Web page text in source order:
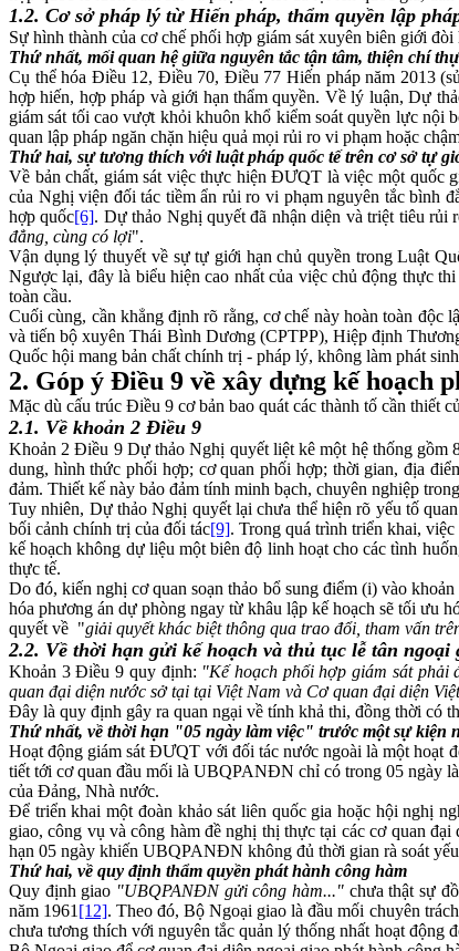
1.2. Cơ sở pháp lý từ Hiến pháp, thẩm quyền lập
Sự hình thành của cơ chế phối hợp giám sát xuyên biên giới
Thứ nhất, mối quan hệ giữa nguyên tắc tận tâm, thiện chí
Cụ thể hóa Điều 12, Điều 70, Điều 77 Hiến pháp năm 2013
hợp hiến, hợp pháp và giới hạn thẩm quyền. Về lý luận, Dự
giám sát tối cao vượt khỏi khuôn khổ kiểm soát quyền lực nội
quan lập pháp ngăn chặn hiệu quả mọi rủi ro vi phạm hoặc
Thứ hai, sự tương thích với luật pháp quốc tế trên cơ sở tự
Về bản chất, giám sát việc thực hiện ĐƯQT là việc một quốc
của Nghị viện đối tác tiềm ẩn rủi ro vi phạm nguyên tắc bình
hợp quốc[6]. Dự thảo Nghị quyết đã nhận diện và triệt tiêu
đẳng, cùng có lợi".
Vận dụng lý thuyết về sự tự giới hạn chủ quyền trong Luật
Ngược lại, đây là biểu hiện cao nhất của việc chủ động thực
toàn cầu.
Cuối cùng, cần khẳng định rõ rằng, cơ chế này hoàn toàn độc
và tiến bộ xuyên Thái Bình Dương (CPTPP), Hiệp định
Quốc hội mang bản chất chính trị - pháp lý, không làm phát
2. Góp ý Điều 9 về xây dựng kế hoạch
Mặc dù cấu trúc Điều 9 cơ bản bao quát các thành tố cần thiết
2.1. Về khoản 2 Điều 9
Khoản 2 Điều 9 Dự thảo Nghị quyết liệt kê một hệ thống gồm
dung, hình thức phối hợp; cơ quan phối hợp; thời gian, địa
đảm. Thiết kế này bảo đảm tính minh bạch, chuyên nghiệp
Tuy nhiên, Dự thảo Nghị quyết lại chưa thể hiện rõ yếu tố
bối cảnh chính trị của đối tác[9]. Trong quá trình triển khai,
kế hoạch không dự liệu một biên độ linh hoạt cho các tình
thực tế.
Do đó, kiến nghị cơ quan soạn thảo bổ sung điểm (i) vào
hóa phương án dự phòng ngay từ khâu lập kế hoạch sẽ tối ưu
quyết về "giải quyết khác biệt thông qua trao đổi, tham vấn
2.2. Về thời hạn gửi kế hoạch và thủ tục lễ tân
Khoản 3 Điều 9 quy định: "Kế hoạch phối hợp giám sát phải
quan đại diện nước sở tại tại Việt Nam và Cơ quan đại diện
Đây là quy định gây ra quan ngại về tính khả thi, đồng thời có
Thứ nhất, về thời hạn "05 ngày làm việc" trước một sự kiện
Hoạt động giám sát ĐƯQT với đối tác nước ngoài là một hoạt
tiết tới cơ quan đầu mối là UBQPANĐN chỉ có trong 05 ngày
của Đảng, Nhà nước.
Để triển khai một đoàn khảo sát liên quốc gia hoặc hội nghị
giao, công vụ và công hàm đề nghị thị thực tại các cơ quan
hạn 05 ngày khiến UBQPANĐN không đủ thời gian rà soát
Thứ hai, về quy định thẩm quyền phát hành công hàm
Quy định giao "UBQPANĐNgửi công hàm..."chưa thật sự
năm 1961 [12]. Theo đó, Bộ Ngoại giao là đầu mối chuyên
chưa tương thích với nguyên tắc quản lý thống nhất hoạt